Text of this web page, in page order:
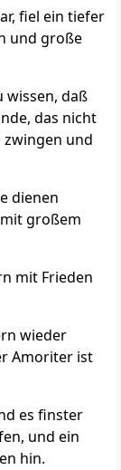
fiel ein tiefer
und große
wissen, daß
das nicht
zwingen und
dienen
großem
mit Frieden
wieder
Amoriter ist
es finster
und ein
hin.